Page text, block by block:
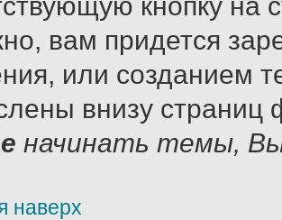
вам придется
или созданием
внизу
начинать темы,
наверх